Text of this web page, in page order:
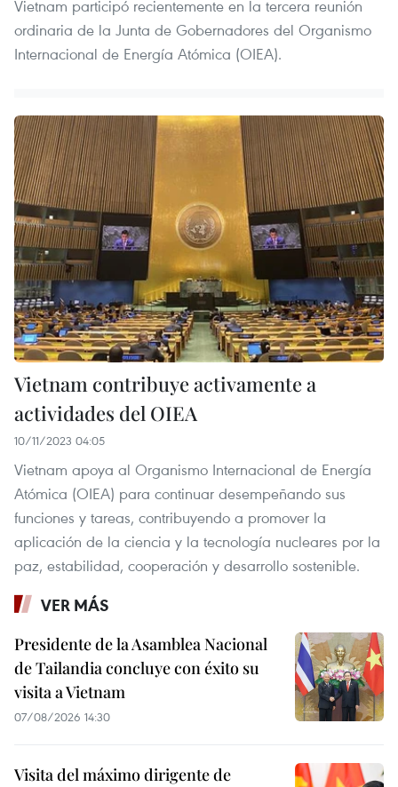
Vietnam participó recientemente en la tercera reunión
ordinaria de la Junta de Gobernadores del Organismo
Internacional de Energía Atómica (OIEA).
Vietnam contribuye activamente a
actividades del OIEA
10/11/2023 04:05
Vietnam apoya al Organismo Internacional de Energía
Atómica (OIEA) para continuar desempeñando sus
funciones y tareas, contribuyendo a promover la
aplicación de la ciencia y la tecnología nucleares por la
paz, estabilidad, cooperación y desarrollo sostenible.
VER MÁS
Presidente de la Asamblea Nacional
de Tailandia concluye con éxito su
visita a Vietnam
07/08/2026 14:30
Visita del máximo dirigente de